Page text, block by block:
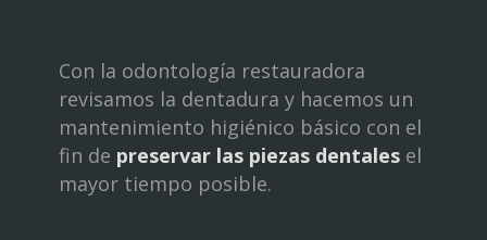
Con la odontología restauradora
revisamos la dentadura y hacemos un
mantenimiento higiénico básico con el
fin de preservar las piezas dentalesel
mayor tiempo posible.